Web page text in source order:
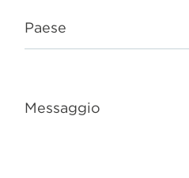
Paese
Messaggio